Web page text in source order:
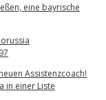
eine bayrische
Assistenzcoach!
in einer Liste